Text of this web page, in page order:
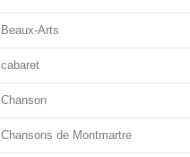
Beaux-Arts
cabaret
Chanson
Chansons de Montmartre